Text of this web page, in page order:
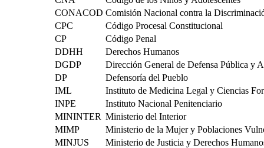
CONACOD Comisión Nacional contra la
CPC
Código Procesal Constitucional
CP
Código Penal
DDHH
Derechos Humanos
DGDP
Dirección General de Defensa Pública y
DP
Defensoría del Pueblo
IML
Instituto de Medicina Legal y Ciencias
INPE
Instituto Nacional Penitenciario
MININTER Ministerio del Interior
MIMP
Ministerio de la Mujer y Poblaciones
MINJUS
Ministerio de Justicia y Derechos